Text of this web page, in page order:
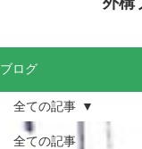
ブログ
全ての記事
全ての記事